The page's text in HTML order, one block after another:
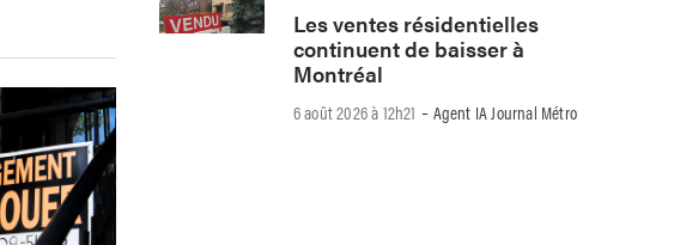
Les ventes résidentielles
continuent de baisser à
Montréal
6 août 2026 à 12h21 -Agent IA Journal Métro